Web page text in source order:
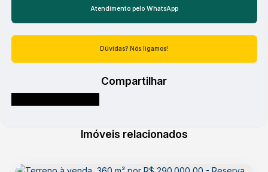
Dúvidas? Nós ligamos!
Compartilhar
Imóveis relacionados